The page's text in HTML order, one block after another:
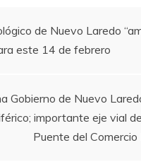
de Nuevo Laredo
este 14 de febrero
Gobierno de Nuevo
importante eje vial
Puente del Comercio